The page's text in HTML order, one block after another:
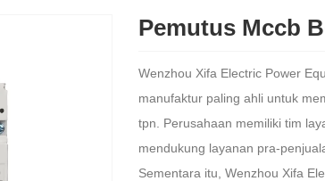
Pemutus Mccb
Wenzhou Xifa Electric Power
manufaktur paling ahli untuk
tpn. Perusahaan memiliki tim
mendukung layanan pra-
Sementara itu, Wenzhou Xifa